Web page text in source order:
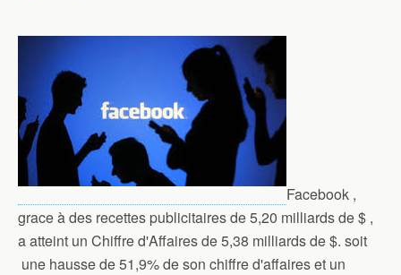
Facebook ,
grace à des recettes publicitaires de 5,20 milliards de $ ,
a atteint un Chiffre d'Affaires de 5,38 milliards de $. soit
une hausse de 51,9% de son chiffre d'affaires et un